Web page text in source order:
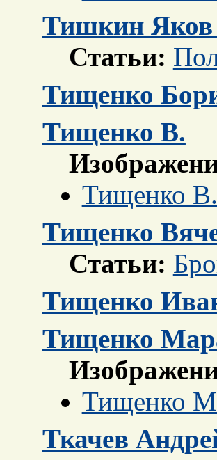
Тишкин Яков
Статьи:
Тищенко
Тищенко В.
Тищенко
Тищенко
Статьи:
Тищенко
Тищенко
Тищенко
Ткачев